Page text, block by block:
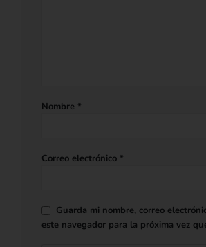
Nombre *
Correo electrónico *
Guarda mi nombre, correo
este navegador para la próxima vez